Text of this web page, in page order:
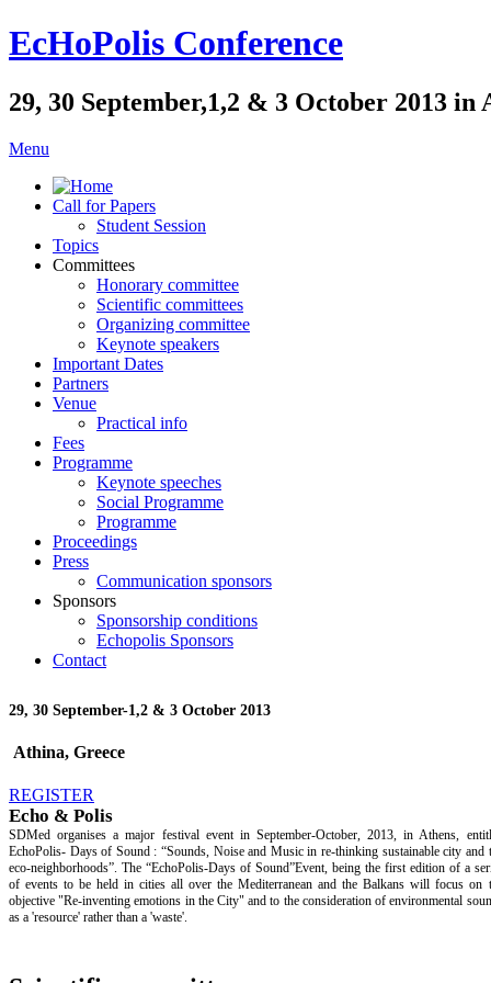
EcHoPolis Conference
29, 30 September,1,2 & 3 October 2013 in
Menu
Call for Papers
Student Session
Topics
Committees
Honorary committee
Scientific committees
Organizing committee
Keynote speakers
Important Dates
Partners
Venue
Practical info
Fees
Programme
Keynote speeches
Social Programme
Programme
Proceedings
Press
Communication sponsors
Sponsors
Sponsorship conditions
Echopolis Sponsors
Contact
29, 30 September-1,2 & 3 October 2013
Athina, Greece
REGISTER
Echo & Polis
SDMed organises a major festival event in September-October, 2013, in Athens,
EchoPolis- Days of Sound : “Sounds, Noise and Music in re-thinking sustainable city and
eco-neighborhoods”. The “EchoPolis-Days of Sound”Event, being the first edition of a
of events to be held in cities all over the Mediterranean and the Balkans will focus on
objective "Re-inventing emotions in the City" and to the consideration of environmental
as a 'resource' rather than a 'waste'.